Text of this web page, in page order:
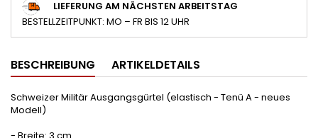
LIEFERUNG AM NÄCHSTEN ARBEITSTAG
BESTELLZEITPUNKT: MO – FR BIS 12 UHR
BESCHREIBUNG ARTIKELDETAILS
Schweizer Militär Ausgangsgürtel (elastisch - Tenü A - neues
Modell)
- Breite: 3 cm